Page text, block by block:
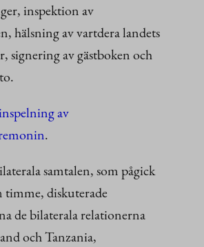
inspektion av
hälsning av vartdera landets
signering av gästboken och
av
.
samtalen, som pågick
timme, diskuterade
de bilaterala relationerna
och Tanzania,